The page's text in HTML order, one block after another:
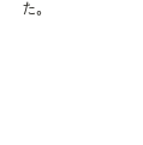
た。